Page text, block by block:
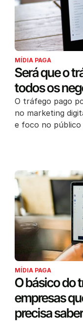
MÍDIA PAGA
Será que o
todos os
O tráfego pago
no marketing
e foco no público
MÍDIA PAGA
O básico do
empresas
precisa saber